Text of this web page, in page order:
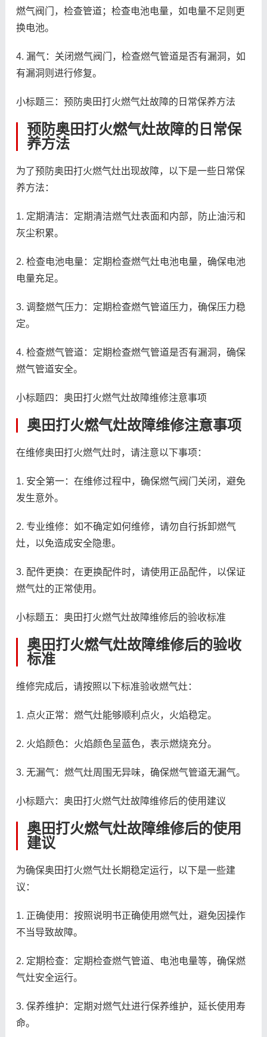
燃气阀门，检查管道；检查电池电量，如电量不足则更
换电池。
4. 漏气：关闭燃气阀门，检查燃气管道是否有漏洞，如
有漏洞则进行修复。
小标题三：预防奥田打火燃气灶故障的日常保养方法
预防奥田打火燃气灶故障的日常保
养方法
为了预防奥田打火燃气灶出现故障，以下是一些日常保
养方法：
1. 定期清洁：定期清洁燃气灶表面和内部，防止油污和
灰尘积累。
2. 检查电池电量：定期检查燃气灶电池电量，确保电池
电量充足。
3. 调整燃气压力：定期检查燃气管道压力，确保压力稳
定。
4. 检查燃气管道：定期检查燃气管道是否有漏洞，确保
燃气管道安全。
小标题四：奥田打火燃气灶故障维修注意事项
奥田打火燃气灶故障维修注意事项
在维修奥田打火燃气灶时，请注意以下事项：
1. 安全第一：在维修过程中，确保燃气阀门关闭，避免
发生意外。
2. 专业维修：如不确定如何维修，请勿自行拆卸燃气
灶，以免造成安全隐患。
3. 配件更换：在更换配件时，请使用正品配件，以保证
燃气灶的正常使用。
小标题五：奥田打火燃气灶故障维修后的验收标准
奥田打火燃气灶故障维修后的验收
标准
维修完成后，请按照以下标准验收燃气灶：
1. 点火正常：燃气灶能够顺利点火，火焰稳定。
2. 火焰颜色：火焰颜色呈蓝色，表示燃烧充分。
3. 无漏气：燃气灶周围无异味，确保燃气管道无漏气。
小标题六：奥田打火燃气灶故障维修后的使用建议
奥田打火燃气灶故障维修后的使用
建议
为确保奥田打火燃气灶长期稳定运行，以下是一些建
议：
1. 正确使用：按照说明书正确使用燃气灶，避免因操作
不当导致故障。
2. 定期检查：定期检查燃气管道、电池电量等，确保燃
气灶安全运行。
3. 保养维护：定期对燃气灶进行保养维护，延长使用寿
命。